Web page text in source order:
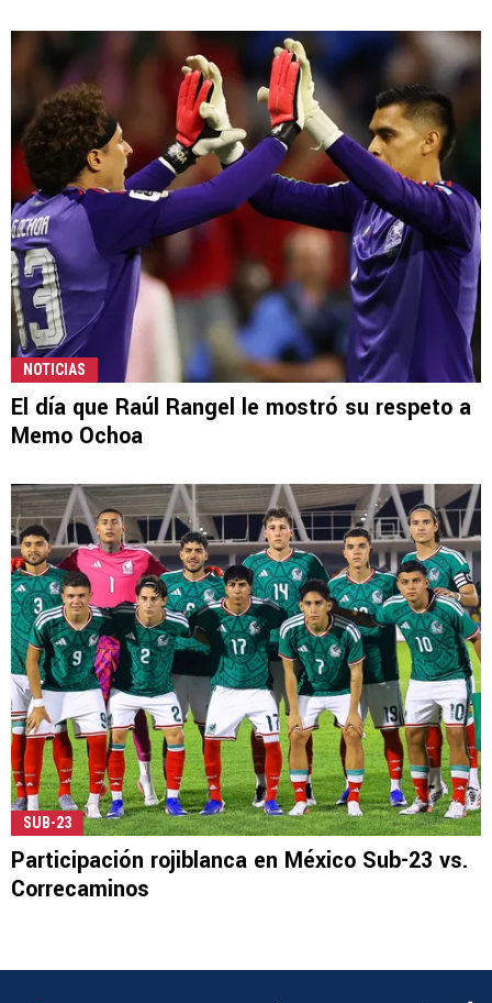
NOTICIAS
El día que Raúl Rangel le mostró su respeto a
Memo Ochoa
SUB-23
Participación rojiblanca en México Sub-23 vs.
Correcaminos